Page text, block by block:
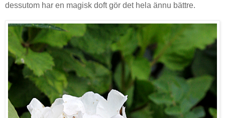
dessutom har en magisk doft gör det hela ännu bättre.